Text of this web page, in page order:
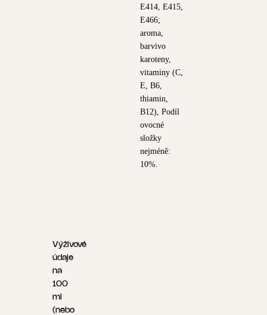
E414, E415,
E466;
aroma,
barvivo
karoteny,
vitaminy (C,
E, B6,
thiamin,
B12), Podíl
ovocné
složky
nejméně:
10%.
Výživové
údaje
na
100
ml
(nebo